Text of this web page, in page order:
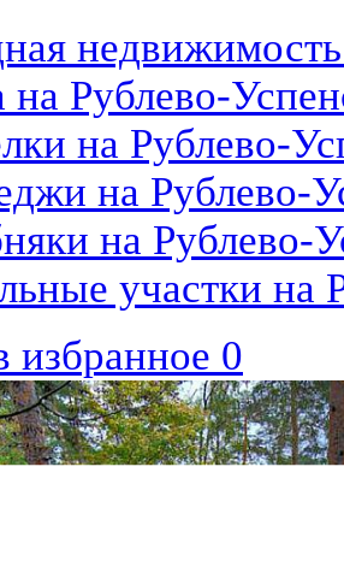
Рублево-
на Рублево-
на Рублево-
на Рублево-
участки на
избранное 0